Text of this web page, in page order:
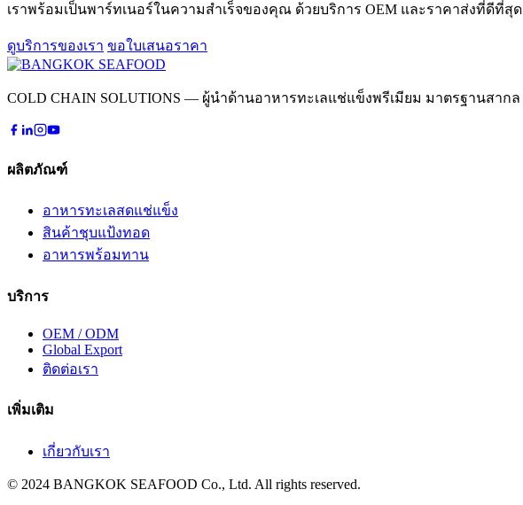
เราพร้อมเป็นพาร์ทเนอร์ในความสำเร็จของคุณ ด้วยบริการ OEM และราคาส่งที่ดีที่สุด
ดูบริการของเรา ขอใบเสนอราคา
COLD CHAIN SOLUTIONS — ผู้นำด้านอาหารทะเลแช่แข็งพรีเมียม มาตรฐานสากล
ผลิตภัณฑ์
อาหารทะเลสดแช่แข็ง
สินค้าชุบแป้งทอด
อาหารพร้อมทาน
บริการ
OEM / ODM
Global Export
ติดต่อเรา
เพิ่มเติม
เกี่ยวกับเรา
© 2024 BANGKOK SEAFOOD Co., Ltd. All rights reserved.